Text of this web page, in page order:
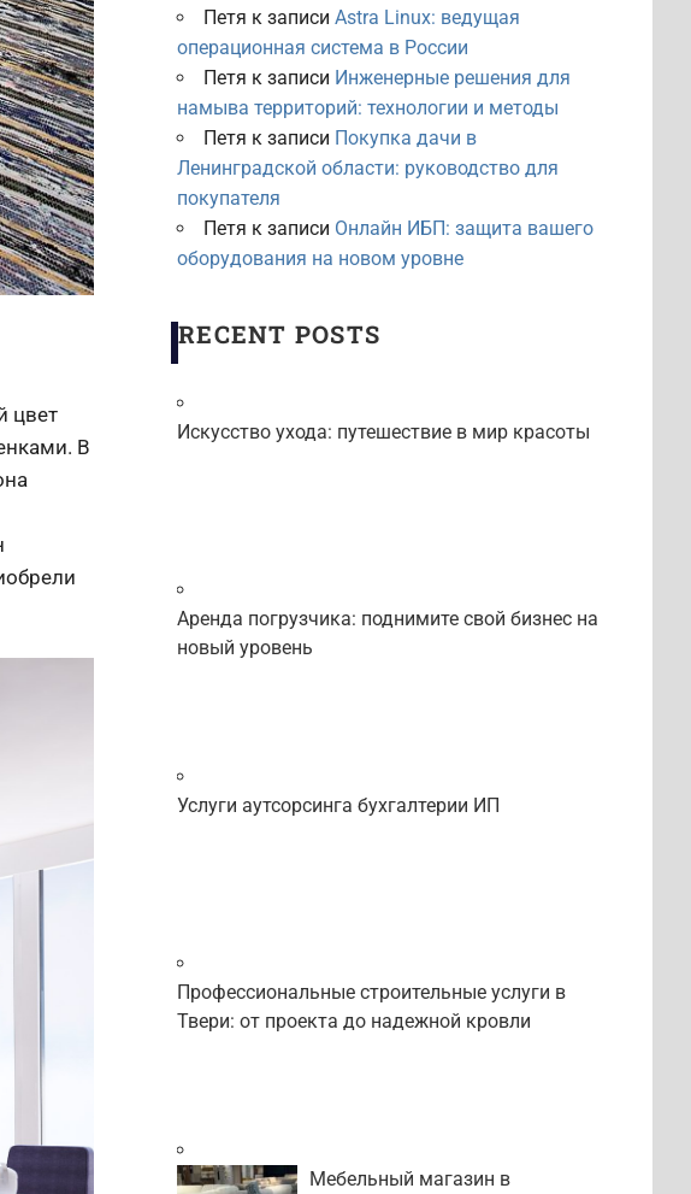
цвет
В
Петя к записи Astra Linux: ведущая
операционная система в России
Петя к записи Инженерные решения для
намыва территорий: технологии и методы
Петя к записи Покупка дачи в
Ленинградской области: руководство для
покупателя
Петя к записи Онлайн ИБП: защита вашего
оборудования на новом уровне
RECENT POSTS
Искусство ухода: путешествие в мир красоты
Аренда погрузчика: поднимите свой бизнес на
новый уровень
Услуги аутсорсинга бухгалтерии ИП
Профессиональные строительные услуги в
Твери: от проекта до надежной кровли
Мебельный магазин в